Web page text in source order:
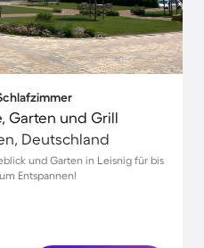
Garten und Grill
Deutschland
und Garten in Leisnig für bis
Entspannen!